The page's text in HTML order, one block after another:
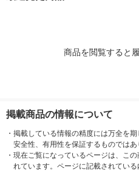
商品を閲覧すると
掲載商品の情報について
・ 掲載している情報の精度には万全を
安全性、有用性を保証するものではあ
・ 現在ご覧になっているページは、こ
れています。ページに記載されてい